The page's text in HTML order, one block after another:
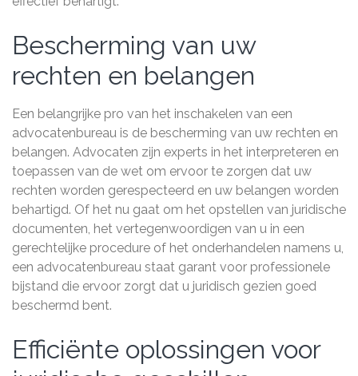
Bescherming van uw
rechten en belangen
Een belangrijke pro van het inschakelen van een
advocatenbureau is de bescherming van uw rechten en
belangen. Advocaten zijn experts in het interpreteren en
toepassen van de wet om ervoor te zorgen dat uw
rechten worden gerespecteerd en uw belangen worden
behartigd. Of het nu gaat om het opstellen van juridische
documenten, het vertegenwoordigen van u in een
gerechtelijke procedure of het onderhandelen namens u,
een advocatenbureau staat garant voor professionele
bijstand die ervoor zorgt dat u juridisch gezien goed
beschermd bent.
Efficiënte oplossingen voor